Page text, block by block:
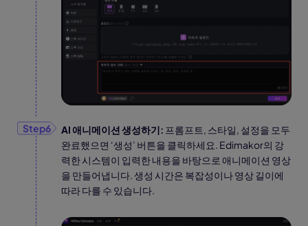
AI 애니메이션 생성하기: 프롬프트, 스타일, 설정을 모두
완료했으면 ‘생성’ 버튼을 클릭하세요. Edimakor의 강
력한 시스템이 입력한 내용을 바탕으로 애니메이션 영상
을 만들어냅니다. 생성 시간은 복잡성이나 영상 길이에
따라 다를 수 있습니다.